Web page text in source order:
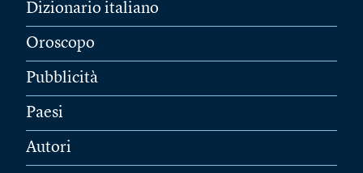
Dizionario italiano
Oroscopo
Pubblicità
Paesi
Autori